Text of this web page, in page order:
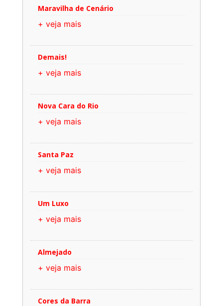
Maravilha de Cenário
+ veja mais
Demais!
+ veja mais
Nova Cara do Rio
+ veja mais
Santa Paz
+ veja mais
Um Luxo
+ veja mais
Almejado
+ veja mais
Cores da Barra